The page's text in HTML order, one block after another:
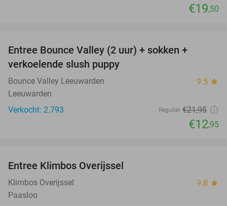
€19,50
Entree Bounce Valley (2 uur) + sokken +
verkoelende slush puppy
Bounce Valley Leeuwarden 9.5 star
Leeuwarden
Verkocht: 2.793
Regulier €21,95
€12,95
Entree Klimbos Overijssel
Klimbos Overijssel 9.8 star
Paasloo